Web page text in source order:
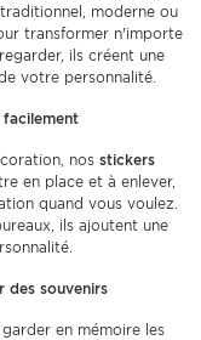
moderne ou
transformer n'importe
ils créent une
votre personnalité.
nos stickers
en place et à enlever,
quand vous voulez.
ils ajoutent une
des souvenirs
en mémoire les